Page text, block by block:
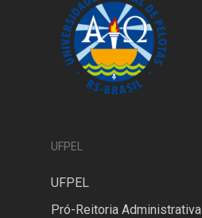
UFPEL
UFPEL
Pró-Reitoria Administrativa